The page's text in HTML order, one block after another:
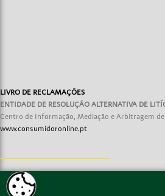
LIVRO DE RECLAMAÇÕES
ENTIDADE DE RESOLUÇÃO ALTERNATIVA DE
Centro de Informação, Mediação e Arbitragem
www.consumidoronline.pt